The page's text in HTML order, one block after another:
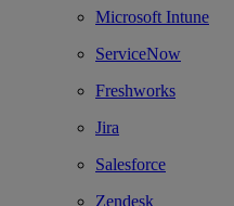
Microsoft Intune
ServiceNow
Freshworks
Jira
Salesforce
Zendesk